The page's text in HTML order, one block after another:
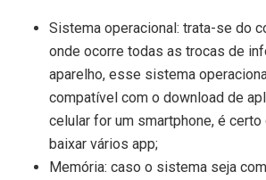
Sistema operacional: trata-se do
onde ocorre todas as trocas de
aparelho, esse sistema
compatível com o download de
celular for um smartphone, é
baixar vários app;
Memória: caso o sistema seja